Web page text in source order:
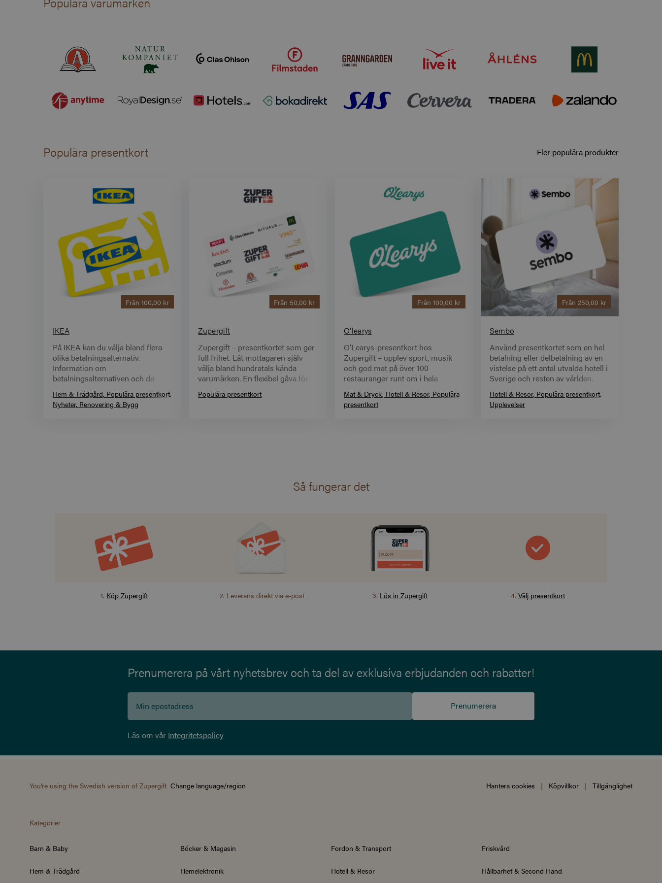
Populära presentkort Fler populära produkter
Från 100,00 kr
IKEA
På IKEA kan du välja bland flera
olika betalningsalternativ.
Information om
betalningsalternativen och de
som gäller framgår innan du
genomför ditt köp och på IKEA.se,
Hem & Trädgård Populära presentkort
Nyheter Renovering & Bygg
Från 50,00 kr
Zupergift
Zupergift – presentkortet som ger
full frihet. Låt mottagaren själv
välja bland hundratals kända
varumärken. En flexibel gåva för
Populära presentkort
Från 100,00 kr
O'learys
O’Learys-presentkort hos
Zupergift – upplev sport, musik
och god mat på över 100
restauranger runt om i hela
direkt till din e‑post →
Mat & Dryck Hotell & Resor Populära
presentkort
Från 250,00 kr
Sembo
Använd presentkortet som en hel
betalning eller delbetalning av en
vistelse på ett antal utvalda hotell i
Sverige och resten av världen.
Hotell & Resor Populära presentkort
Upplevelser
Så fungerar det
1. Köp Zupergift 2. Leverans direkt via e-post 3. Lös in Zupergift 4. Välj presentkort
Prenumerera på vårt nyhetsbrev och ta del av exklusiva erbjudanden och rabatter!
Prenumerera
Läs om vår Integritetspolicy
You're using the Swedish version of Zupergift Change language/region Hantera cookies | Köpvillkor | Tillgänglighet
Kategorier
Barn & Baby Böcker & Magasin Fordon & Transport Friskvård
Hem & Trädgård Hemelektronik Hotell & Resor Hållbarhet & Second Hand